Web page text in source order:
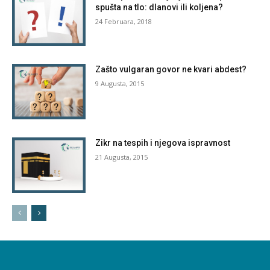
spušta na tlo: dlanovi ili koljena?
24 Februara, 2018
Zašto vulgaran govor ne kvari abdest?
9 Augusta, 2015
Zikr na tespih i njegova ispravnost
21 Augusta, 2015